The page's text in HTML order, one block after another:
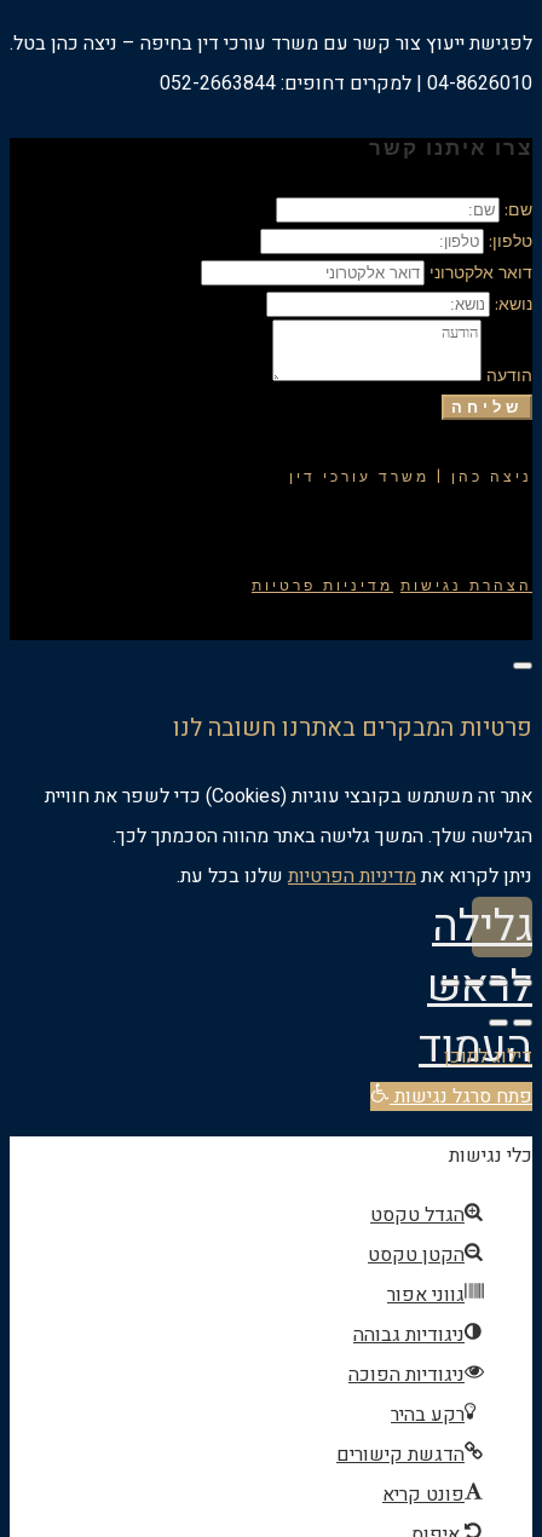
לפגישת ייעוץ צור קשר עם משרד עורכי דין בחיפה – ניצה כהן בטל.
04-8626010 | למקרים דחופים: 052-2663844
צרו איתנו קשר
שם:
טלפון:
דואר אלקטרוני
נושא:
הודעה
שליחה
ניצה כהן | משרד עורכי דין
הצהרת נגישות מדיניות פרטיות
פרטיות המבקרים באתרנו חשובה לנו
אתר זה משתמש בקובצי עוגיות (Cookies) כדי לשפר את חוויית
הגלישה שלך. המשך גלישה באתר מהווה הסכמתך לכך.
ניתן לקרוא אתמדיניות הפרטיותשלנו בכל עת.
גלילה
לראש
העמוד
דילוג לתוכן
פתח סרגל נגישות
כלי נגישות
הגדל טקסט
הקטן טקסט
גווני אפור
ניגודיות גבוהה
ניגודיות הפוכה
רקע בהיר
הדגשת קישורים
פונט קריא